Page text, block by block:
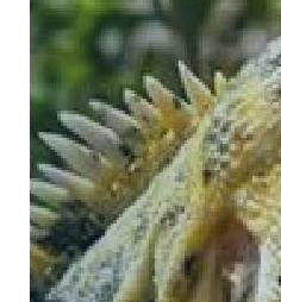
Centro de
de materiales
una colección de